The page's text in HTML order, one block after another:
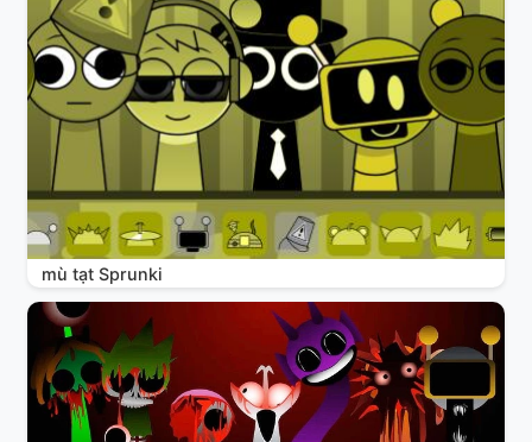
mù tạt Sprunki